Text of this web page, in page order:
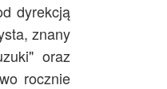
dyrekcją
znany
oraz
rocznie